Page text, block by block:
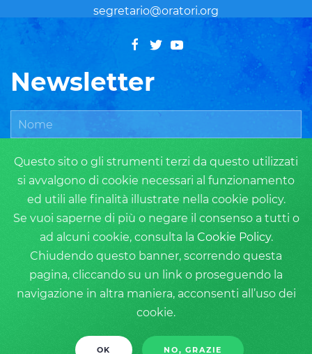
Questo sito o gli strumenti terzi da questo utilizzati
si avvalgono di cookie necessari al funzionamento
ed utili alle finalità illustrate nella cookie policy.
Se vuoi saperne di più o negare il consenso a tutti o
ad alcuni cookie, consulta la Cookie Policy.
Chiudendo questo banner, scorrendo questa
pagina, cliccando su un link o proseguendo la
navigazione in altra maniera, acconsenti all’uso dei
cookie.
OK NO, GRAZIE
segretario@oratori.org
Newsletter
ISCRIVITI
Cookie Policy
Copyright 2019 - Tutti i diritti riservati - Powered by Nova Opera